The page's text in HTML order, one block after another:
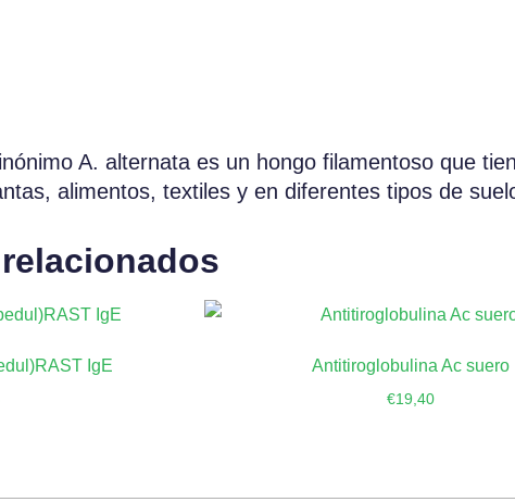
A. alternata es un hongo filamentoso que
alimentos, textiles y en diferentes tipos de
IgE Antitiroglobulina Ac suero
€19,40